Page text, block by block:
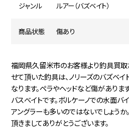
ジャンル ルアー（バズベイト）
商品状態 傷あり
福岡県久留米市のお客様より釣具買取
せて頂いた釣具は、ノリーズのバズベイ
なります。ペラやヘッドなど傷があり
バスべイトです。ボルケーノでの水面
アングラーも多いのではないでしょう
頂きましてありがとうございます。